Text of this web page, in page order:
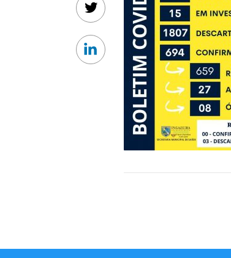
Twitter
Linkedin